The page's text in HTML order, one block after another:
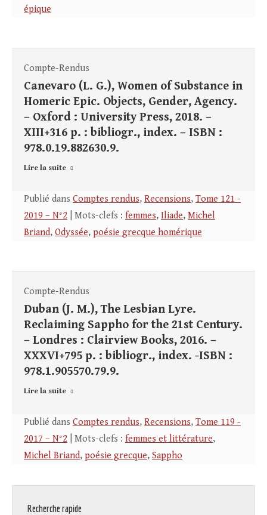
épique
Compte-Rendus
Canevaro (L. G.), Women of Substance in
Homeric Epic. Objects, Gender, Agency.
– Oxford : University Press, 2018. –
XIII+316 p. : bibliogr., index. – ISBN :
978.0.19.882630.9.
Lire la suite
Publié dans Comptes rendus, Recensions, Tome 121 -
2019 – N°2 | Mots-clefs : femmes, Iliade, Michel
Briand, Odyssée, poésie grecque homérique
Compte-Rendus
Duban (J. M.), The Lesbian Lyre.
Reclaiming Sappho for the 21st Century.
– Londres : Clairview Books, 2016. –
XXXVI+795 p. : bibliogr., index. -ISBN :
978.1.905570.79.9.
Lire la suite
Publié dans Comptes rendus, Recensions, Tome 119 -
2017 – N°2 | Mots-clefs : femmes et littérature,
Michel Briand, poésie grecque, Sappho
Recherche rapide